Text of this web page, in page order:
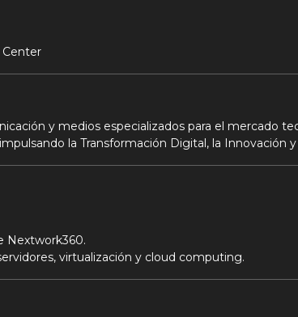
Center
y medios especializados para el mercado
la Transformación Digital, la Innovación
Nextwork360.
virtualización y cloud computing.